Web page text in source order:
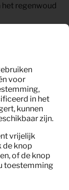
regenwoud
kunt
voor
in het
kunnen
zijn.
vrijelijk
de knop
of de knop
toestemming